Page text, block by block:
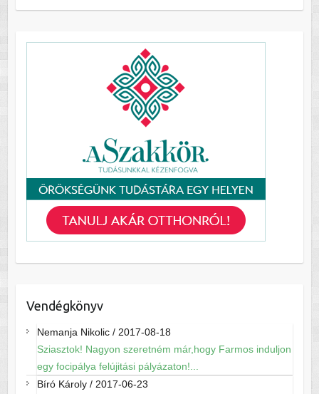
Vendégkönyv
Nemanja Nikolic/ 2017-08-18
Sziasztok! Nagyon szeretném már,hogy Farmos induljon
egy focipálya felújitási pályázaton!...
Bíró Károly/ 2017-06-23